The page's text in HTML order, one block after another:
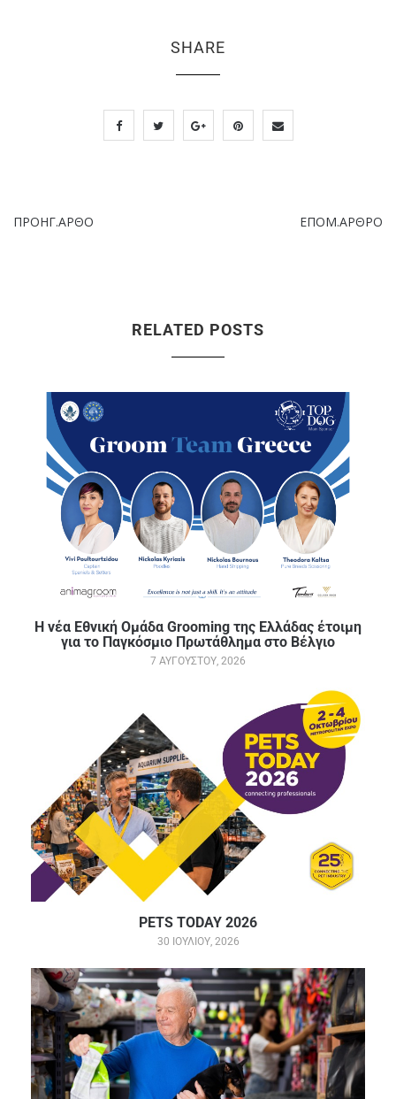
SHARE
ΠΡΟΗΓ.ΑΡΘΟ ΕΠΟΜ.ΑΡΘΡΟ
RELATED POSTS
Η νέα Εθνική Ομάδα Grooming της Ελλάδας έτοιμη
για το Παγκόσμιο Πρωτάθλημα στο Βέλγιο
7 ΑΥΓΟΎΣΤΟΥ, 2026
PETS TODAY 2026
30 ΙΟΥΛΊΟΥ, 2026